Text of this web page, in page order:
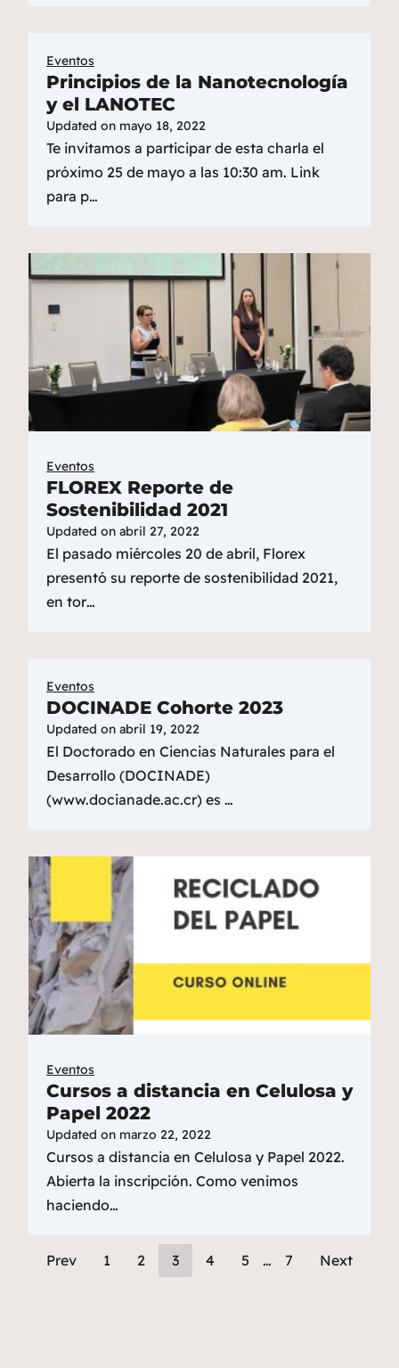
Eventos
Principios de la Nanotecnología
y el LANOTEC
Updated on mayo 18, 2022
Te invitamos a participar de esta charla el
próximo 25 de mayo a las 10:30 am. Link
para p…
Eventos
FLOREX Reporte de
Sostenibilidad 2021
Updated on abril 27, 2022
El pasado miércoles 20 de abril, Florex
presentó su reporte de sostenibilidad 2021,
en tor…
Eventos
DOCINADE Cohorte 2023
Updated on abril 19, 2022
El Doctorado en Ciencias Naturales para el
Desarrollo (DOCINADE)
(www.docianade.ac.cr) es …
Eventos
Cursos a distancia en Celulosa y
Papel 2022
Updated on marzo 22, 2022
Cursos a distancia en Celulosa y Papel 2022.
Abierta la inscripción. Como venimos
haciendo…
Prev 1 2 3 4 5 … 7 Next